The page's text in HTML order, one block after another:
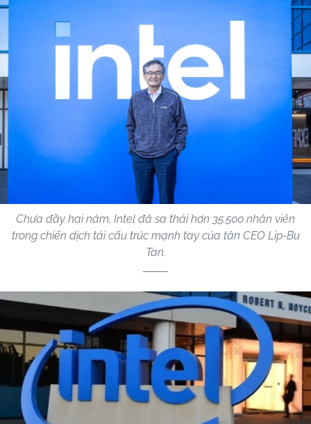
Chưa đầy hai năm, Intel đã sa thải hơn 35.500 nhân viên
trong chiến dịch tái cấu trúc mạnh tay của tân CEO Lip-Bu
Tan.